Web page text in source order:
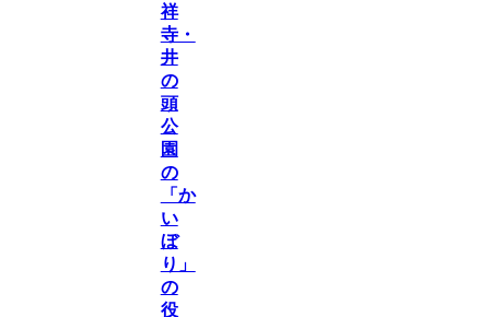
祥
寺・
井
の
頭
公
園
の
「か
い
ぼ
り」
の
役